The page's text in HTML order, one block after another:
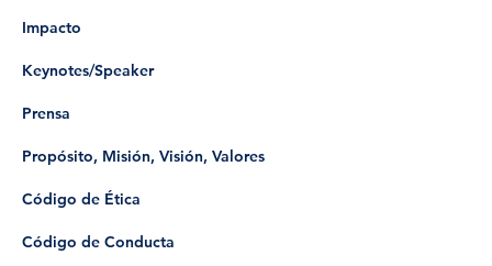
Impacto
Keynotes/Speaker
Prensa
Propósito, Misión, Visión, Valores
Código de Ética
Código de Conducta